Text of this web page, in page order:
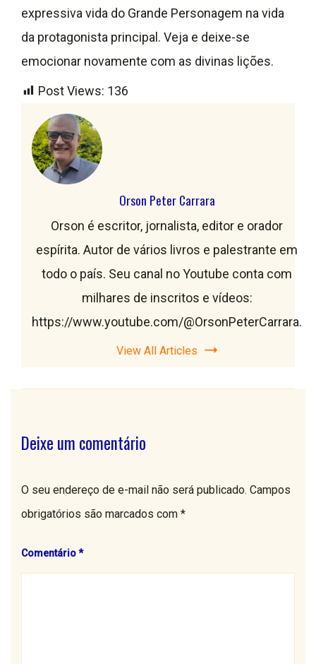
expressiva vida do Grande Personagem na vida
da protagonista principal. Veja e deixe-se
emocionar novamente com as divinas lições.
Post Views: 136
Orson Peter Carrara
Orson é escritor, jornalista, editor e orador
espírita. Autor de vários livros e palestrante em
todo o país. Seu canal no Youtube conta com
milhares de inscritos e vídeos:
https://www.youtube.com/@OrsonPeterCarrara.
View All Articles
Deixe um comentário
O seu endereço de e-mail não será publicado. Campos
obrigatórios são marcados com *
Comentário*